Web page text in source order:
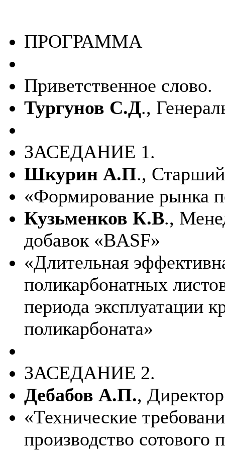
ПРОГРАММА
Приветственное слово.
Тургунов С.Д.,
ЗАСЕДАНИЕ 1.
Шкурин А.П.,
«Формирование рынка
Кузьменков К.В.,
добавок «BASF»
«Длительная
поликарбонатных
периода эксплуатации
поликарбоната»
ЗАСЕДАНИЕ 2.
Дебабов А.П.,
«Технические
производство сотового